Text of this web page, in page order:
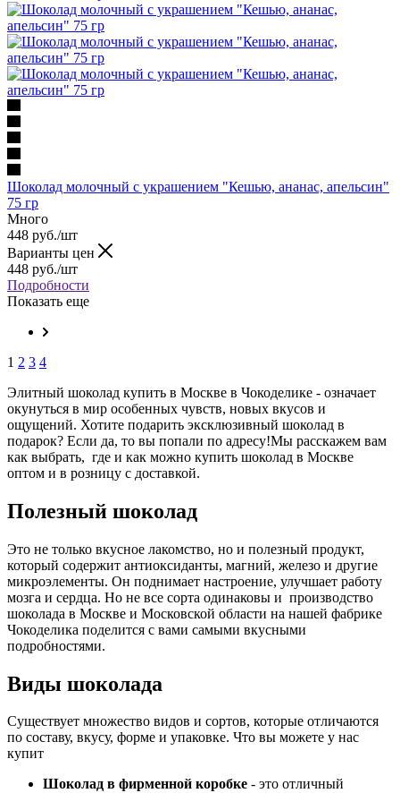
Шоколад молочный с украшением "Кешью, ананас, апельсин"
75 гр
Много
448 руб./шт
Варианты цен
448 руб./шт
Подробности
Показать еще
1 2 3 4
Элитный шоколад купить в Москве в Чокоделике - означает
окунуться в мир особенных чувств, новых вкусов и
ощущений. Хотите подарить эксклюзивный шоколад в
подарок? Если да, то вы попали по адресу!Мы расскажем вам
как выбрать, где и как можно купить шоколад в Москве
оптом и в розницу с доставкой.
Полезный шоколад
Это не только вкусное лакомство, но и полезный продукт,
который содержит антиоксиданты, магний, железо и другие
микроэлементы. Он поднимает настроение, улучшает работу
мозга и сердца. Но не все сорта одинаковы и производство
шоколада в Москве и Московской области на нашей фабрике
Чокоделика поделится с вами самыми вкусными
подробностями.
Виды шоколада
Существует множество видов и сортов, которые отличаются
по составу, вкусу, форме и упаковке. Что вы можете у нас
купит
Шоколад в фирменной коробке - это отличный